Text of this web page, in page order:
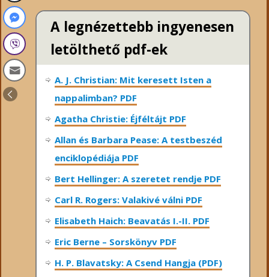
A legnézettebb ingyenesen
letölthető pdf-ek
A. J. Christian: Mit keresett Isten a
nappalimban? PDF
Agatha Christie: Éjféltájt PDF
Allan és Barbara Pease: A testbeszéd
enciklopédiája PDF
Bert Hellinger: A ​szeretet rendje PDF
Carl R. Rogers: Valakivé válni PDF
Elisabeth Haich: Beavatás I.-II. PDF
Eric Berne – Sorskönyv PDF
H. P. Blavatsky: A Csend Hangja (PDF)